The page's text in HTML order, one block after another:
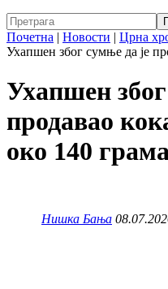
Почетна | Новости | Црна
Ухапшен због сумње да је
Ухапшен
продавао
око 140
Нишка Бања